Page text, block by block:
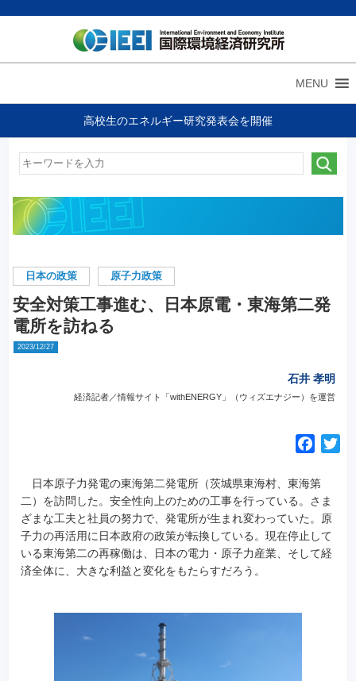
MENU
高校生のエネルギー研究発表会を開催
日本の政策 原子力政策
安全対策工事進む、日本原電・東海第二発
電所を訪ねる
2023/12/27
石井 孝明
経済記者／情報サイト「withENERGY」（ウィズエナジー）を運営
c
e
b
o
o
日本原子力発電の東海第二発電所（茨城県東海村、東海第
二）を訪問した。安全性向上のための工事を行っている。さま
ざまな工夫と社員の努力で、発電所が生まれ変わっていた。原
子力の再活用に日本政府の政策が転換している。現在停止して
いる東海第二の再稼働は、日本の電力・原子力産業、そして経
済全体に、大きな利益と変化をもたらすだろう。